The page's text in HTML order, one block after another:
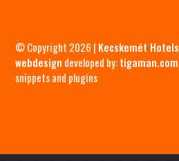
© Copyright 2026 | Kecskemét Hotels
webdesign developed by:tigaman.com
snippets and plugins